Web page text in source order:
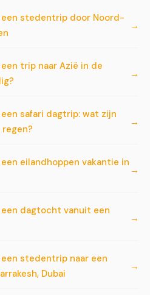
stedentrip door Noord-
trip naar Azië in de
safari dagtrip: wat zijn
eilandhoppen vakantie in
dagtocht vanuit een
stedentrip naar een
Dubai